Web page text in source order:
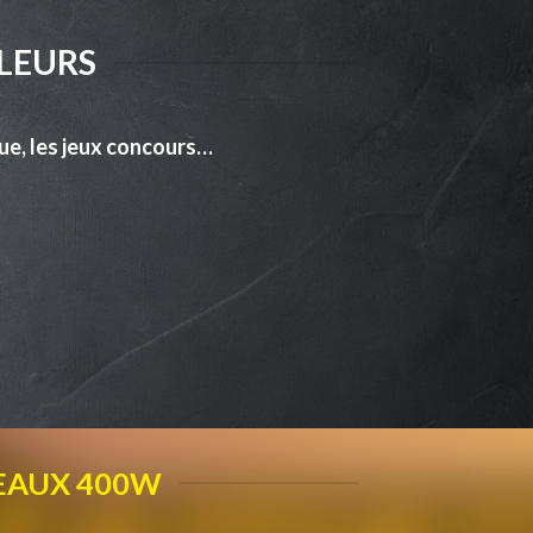
les jeux concours…
400W